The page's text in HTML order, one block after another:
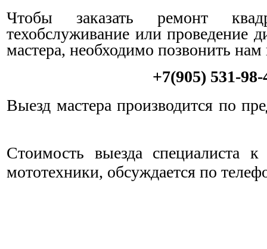
Чтобы заказать ремонт
техобслуживание или проведение
мастера, необходимо позвонить
+7(905) 531-98-
Выезд мастера производится по
Cтоимость выезда специалиста
мототехники, обсуждается по